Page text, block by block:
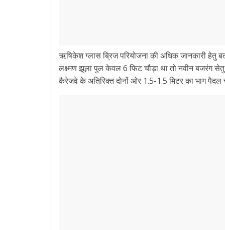
ऋषिकेश ग्लास ब्रिज परियोजना की अधिक जानकारी हेतु
लक्ष्मण झूला पुल केवल 6 फिट चौड़ा था तो नवीन बजरंग सेतु
कैरेजवे के अतिरिक्त दोनों ओर 1.5-1.5 मिटर का भाग पैदल